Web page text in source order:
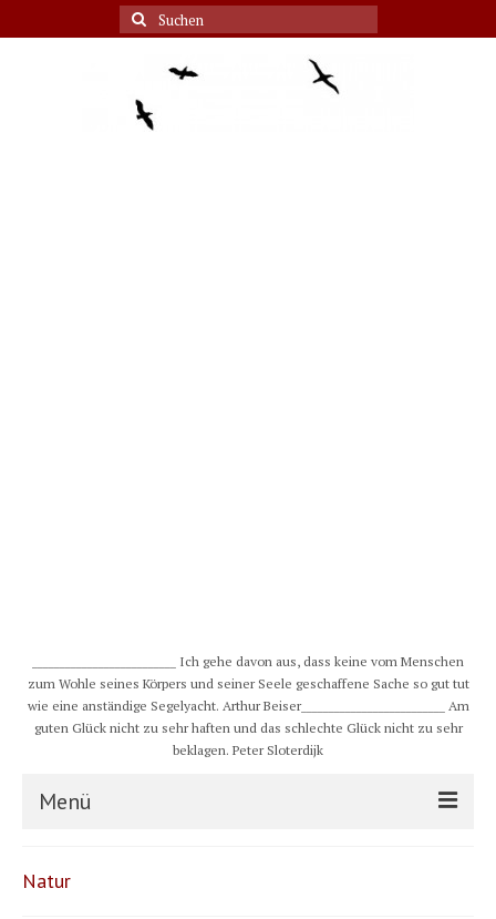
Suche
nach:
__________________________ Ich gehe davon aus, dass keine vom Menschen
zum Wohle seines Körpers und seiner Seele geschaffene Sache so gut tut
wie eine anständige Segelyacht. Arthur Beiser__________________________ Am
guten Glück nicht zu sehr haften und das schlechte Glück nicht zu sehr
beklagen. Peter Sloterdijk
Menü
Natur